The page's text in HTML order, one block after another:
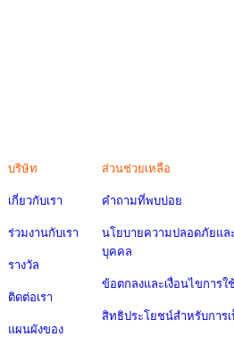
บริษัท
เกี่ยวกับเรา
ร่วมงานกับเรา
รางวัล
ติดต่อเรา
แผนผังของ
ส่วนช่วยเหลือ
คำถามที่พบบ่อย
นโยบายความปลอดภัยแล
บุคคล
ข้อตกลงและเงื่อนไขการใ
สิทธิประโยชน์สำหรับการ